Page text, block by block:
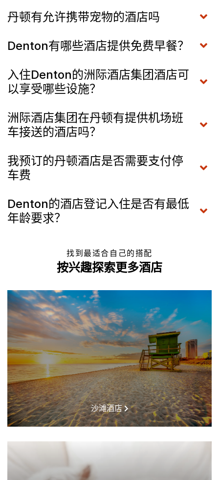
丹顿有允许携带宠物的酒店吗
Denton有哪些酒店提供免费早餐？
入住Denton的洲际酒店集团酒店可
以享受哪些设施？
洲际酒店集团在丹顿有提供机场班
车接送的酒店吗？
我预订的丹顿酒店是否需要支付停
车费
Denton的酒店登记入住是否有最低
年龄要求？
找到最适合自己的搭配
按兴趣探索更多酒店
沙滩酒店